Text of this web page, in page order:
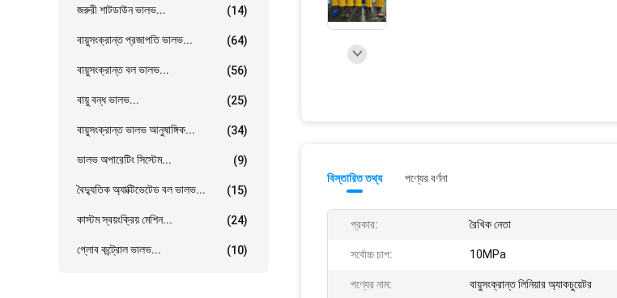
জরুরী শাটডাউন ভালভ... (14)
বায়ুসংক্রান্ত প্রজাপতি ভালভ... (64)
বায়ুসংক্রান্ত বল ভালভ... (56)
বায়ু বন্ধ ভালভ... (25)
বায়ুসংক্রান্ত ভালভ আনুষাঙ্গিক... (34)
ভালভ অপারেটিং সিস্টেম... (9)
বৈদ্যুতিক অ্যাক্টিভেটেড বল ভালভ... (15)
কাস্টম স্বয়ংক্রিয় মেশিন... (24)
গ্লোব কন্ট্রোল ভালভ... (10)
বিস্তারিত তথ্য পণ্যের বর্ণনা
প্রকার: রৈখিক নেতা
সর্বোচ্চ চাপ: 10MPa
পণ্যের নাম: বায়ুসংক্রান্ত লিনিয়ার অ্যাকচুয়েটর